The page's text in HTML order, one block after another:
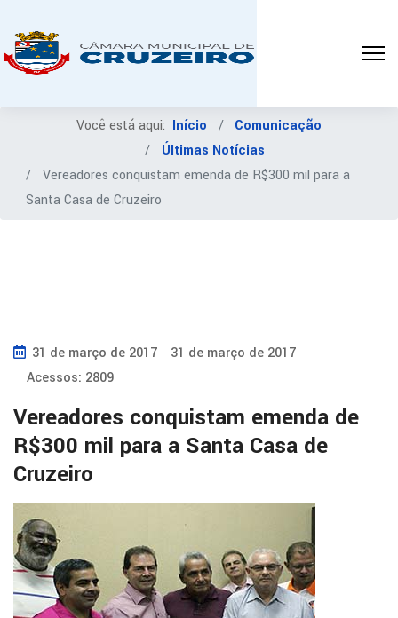
Você está aqui: Início
Comunicação
Últimas Notícias
Vereadores conquistam emenda de R$300 mil para a
Santa Casa de Cruzeiro
31 de março de 2017
31 de março de 2017
Acessos: 2809
Vereadores conquistam emenda de
R$300 mil para a Santa Casa de
Cruzeiro